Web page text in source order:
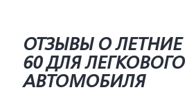
ОТЗЫВЫ О
60 ДЛЯ ЛЕГКОВОГО
АВТОМОБИЛЯ